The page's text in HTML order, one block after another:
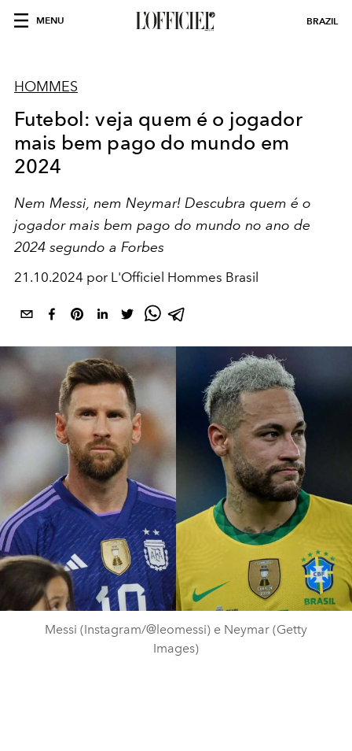
MENU BRAZIL
HOMMES
Futebol: veja quem é o jogador
mais bem pago do mundo em
2024
Nem Messi, nem Neymar! Descubra quem é o
jogador mais bem pago do mundo no ano de
2024 segundo a Forbes
21.10.2024 por L'Officiel Hommes Brasil
Messi (Instagram/@leomessi) e Neymar (Getty
Images)